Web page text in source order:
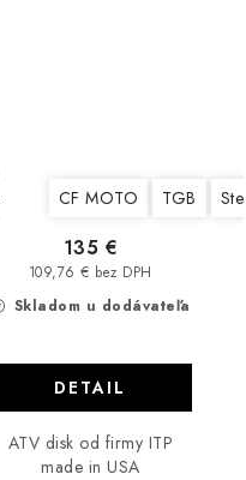
CF MOTO TGB
Skladom u dodávateľa
109,76 € bez DPH
135 €
DETAIL
ATV disk od firmy ITP
made in USA